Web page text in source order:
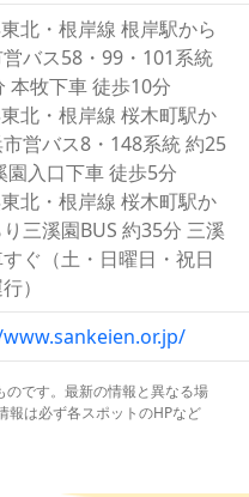
東北・根岸線 根岸駅から
バス58・99・101系統
本牧下車 徒歩10分
東北・根岸線 桜木町駅か
市営バス8・148系統 約25
園入口下車 徒歩5分
東北・根岸線 桜木町駅か
三溪園BUS 約35分 三溪
ぐ（土・日曜日・祝日
）
です。最新の情報と異なる場
報は必ず各スポットのHPなど